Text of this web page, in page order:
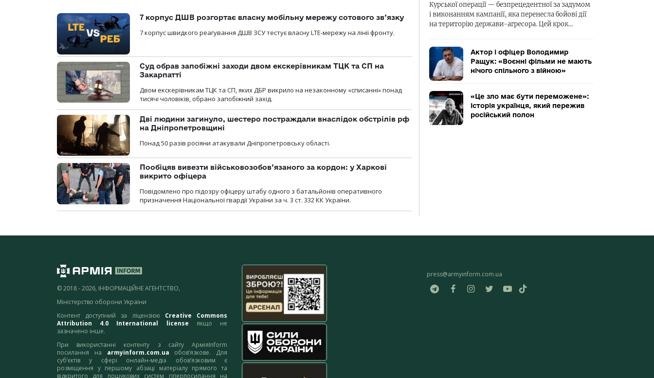
7 корпус ДШВ розгортає власну мобільну мережу сотового зв’язку
7 корпус швидкого реагування ДШВ ЗСУ тестує власну LTE-мережу на лінії фронту.
Суд обрав запобіжні заходи двом екскерівникам ТЦК та СП на
Закарпатті
Двом екскерівникам ТЦК та СП, яких ДБР викрило на незаконному «списанні» понад
тисячі чоловіків, обрано запобіжний захід.
Дві людини загинуло, шестеро постраждали внаслідок обстрілів рф
на Дніпропетровщині
Понад 50 разів росіяни атакували Дніпропетровську області.
Пообіцяв вивезти військовозобов’язаного за кордон: у Харкові
викрито офіцера
Повідомлено про підозру офіцеру штабу одного з батальйонів оперативного
призначення Національної гвардії України за ч. 3 ст. 332 КК України.
Курської операції — безпрецедентної за задумом
і виконанням кампанії, яка перенесла бойові дії
на територію держави-агресора. Цей крок…
Актор і офіцер Володимир
Ращук: «Воєнні фільми не мають
нічого спільного з війною»
«Це зло має бути переможене»:
історія українця, який пережив
російський полон
© 2018 - 2026, ІНФОРМАЦІЙНЕ АГЕНТСТВО,
Міністерство оборони України
Контент доступний за ліцензією Creative Commons
Attribution 4.0 International license якщо не
зазначено інше.
При використанні контенту з сайту АрміяInform
посилання на armyinform.com.ua обов’язкове. Для
суб’єктів у сфері онлайн-медіа обов’язковим є
розміщення у першому абзаці матеріалу прямого та
відкритого для пошукових систем гіперпосилання на
press@armyinform.com.ua